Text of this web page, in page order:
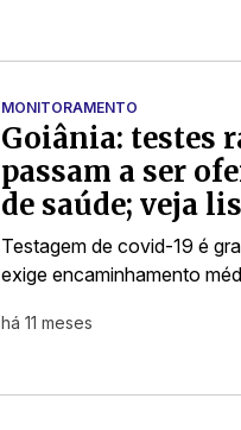
MONITORAMENTO
Goiânia: testes
passam a ser
de saúde; veja
Testagem de covid-19 é
exige encaminhamento
há 11 meses